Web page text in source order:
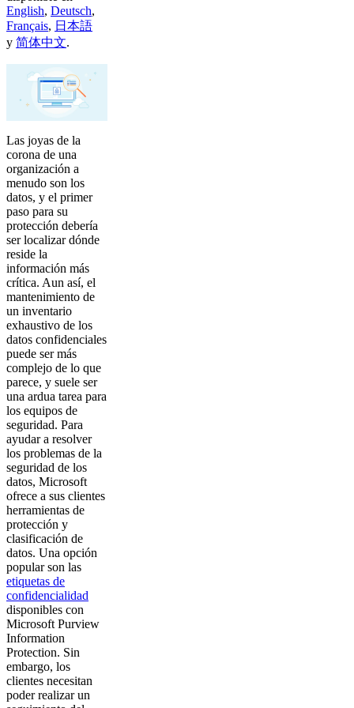
English, Deutsch,
Français, 日本語
y 简体中文.
Las joyas de la
corona de una
organización a
menudo son los
datos, y el primer
paso para su
protección debería
ser localizar dónde
reside la
información más
crítica. Aun así, el
mantenimiento de
un inventario
exhaustivo de los
datos confidenciales
puede ser más
complejo de lo que
parece, y suele ser
una ardua tarea para
los equipos de
seguridad. Para
ayudar a resolver
los problemas de la
seguridad de los
datos, Microsoft
ofrece a sus clientes
herramientas de
protección y
clasificación de
datos. Una opción
popular son las
etiquetas de
confidencialidad
disponibles con
Microsoft Purview
Information
Protection. Sin
embargo, los
clientes necesitan
poder realizar un